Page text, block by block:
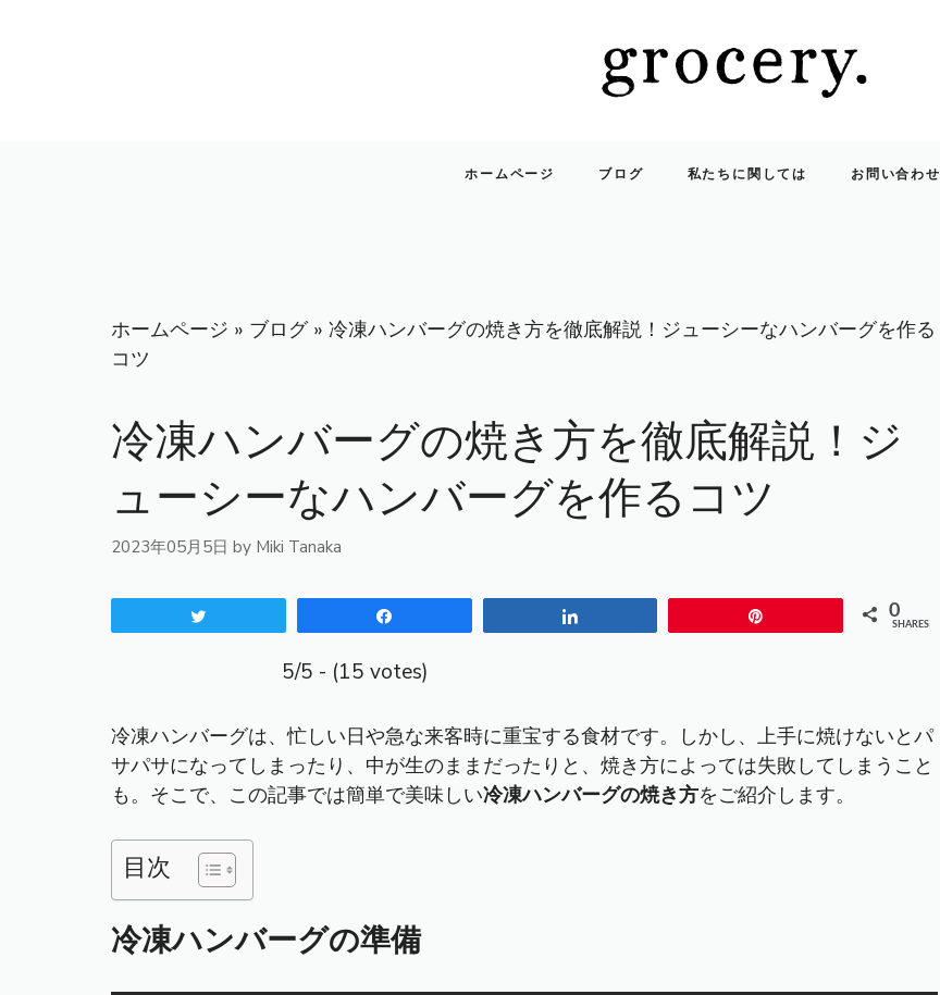
ホームページ ブログ 私たちに関しては お問い合わせ
ホームページ » ブログ» 冷凍ハンバーグの焼き方を徹底解説！ジューシーなハンバーグを作る
コツ
冷凍ハンバーグの焼き方を徹底解説！ジ
ューシーなハンバーグを作るコツ
2023年05月5日 by Miki Tanaka
0
SHARES
5/5 - (15 votes)
冷凍ハンバーグは、忙しい日や急な来客時に重宝する食材です。しかし、上手に焼けないとパ
サパサになってしまったり、中が生のままだったりと、焼き方によっては失敗してしまうこと
も。そこで、この記事では簡単で美味しい冷凍ハンバーグの焼き方をご紹介します。
目次
冷凍ハンバーグの準備